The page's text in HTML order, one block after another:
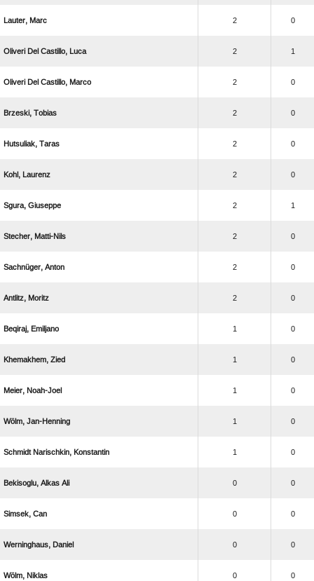
  2 0
    2 1
    2 0
  2 0
  2 0
  2 0
  2 1
  2 0
  2 0
  2 0
  1 0
  1 0
  1 0
  1 0
   1 0
   0 0
  0 0
  0 0
  0 0